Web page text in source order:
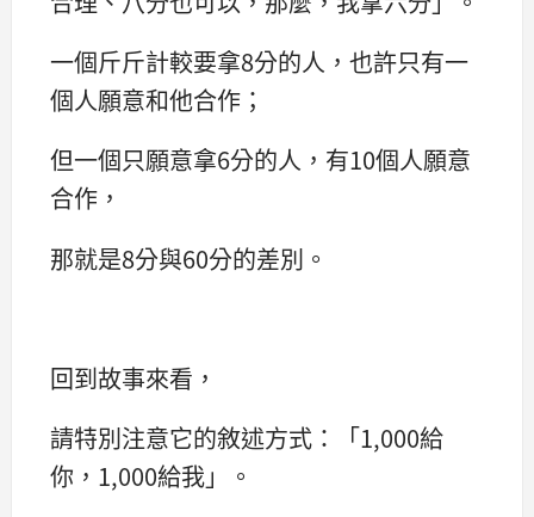
一個斤斤計較要拿8分的人，也許只有一
個人願意和他合作；
但一個只願意拿6分的人，有10個人願意
合作，
那就是8分與60分的差別。
回到故事來看，
請特別注意它的敘述方式：「1,000給
你，1,000給我」。